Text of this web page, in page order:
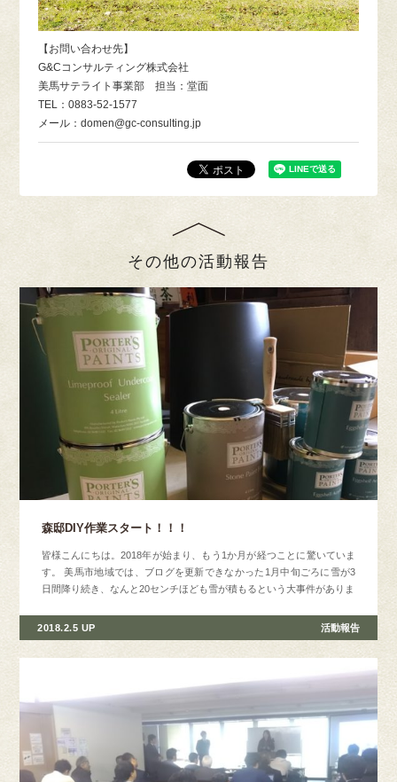
【お問い合わせ先】
G&Cコンサルティング株式会社
美馬サテライト事業部 担当：堂面
TEL：0883-52-1577
メール：domen@gc-consulting.jp
その他の活動報告
2018.2.5 UP 活動報告
森邸DIY作業スタート！！！
皆様こんにちは。2018年が始まり、もう1か月が経つことに驚いていま
す。 美馬市地域では、ブログを更新できなかった1月中旬ごろに雪が3
日間降り続き、なんと20センチほども雪が積もるという大事件がありま